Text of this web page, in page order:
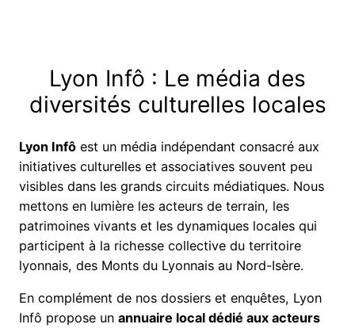
Lyon Infô : Le média des
diversités culturelles locales
Lyon Infô est un média indépendant consacré aux
initiatives culturelles et associatives souvent peu
visibles dans les grands circuits médiatiques. Nous
mettons en lumière les acteurs de terrain, les
patrimoines vivants et les dynamiques locales qui
participent à la richesse collective du territoire
lyonnais, des Monts du Lyonnais au Nord-Isère.
En complément de nos dossiers et enquêtes, Lyon
Infô propose un annuaire local dédié aux acteurs